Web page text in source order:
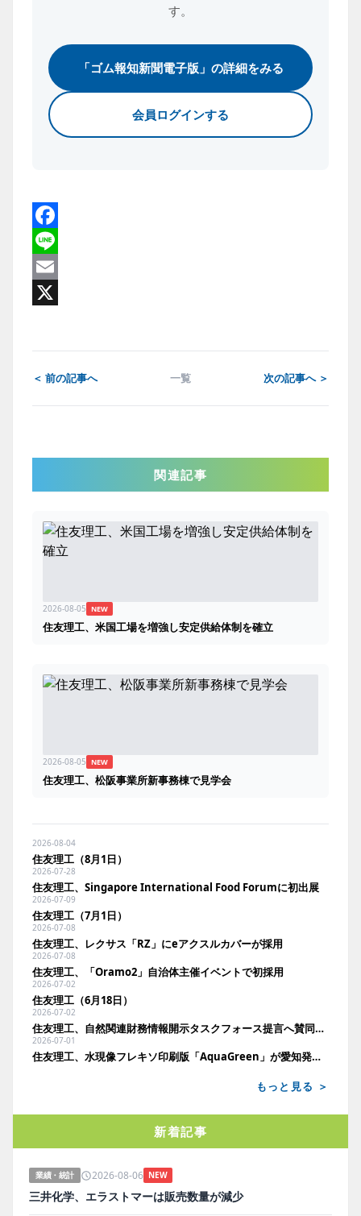
す。
「ゴム報知新聞電子版」の詳細をみる
会員ログインする
Facebook
Line
Email
＜ 前の記事へ 一覧 次の記事へ ＞
関連記事
2026-08-05 NEW
住友理工、米国工場を増強し安定供給体制を確立
2026-08-05 NEW
住友理工、松阪事業所新事務棟で見学会
2026-08-04
住友理工（8月1日）
2026-07-28
住友理工、Singapore International Food Forumに初出展
2026-07-09
住友理工（7月1日）
2026-07-08
住友理工、レクサス「RZ」にeアクスルカバーが採用
2026-07-08
住友理工、「Oramo2」自治体主催イベントで初採用
2026-07-02
住友理工（6月18日）
2026-07-02
住友理工、自然関連財務情報開示タスクフォース提言へ賛同を表明
2026-07-01
住友理工、水現像フレキソ印刷版「AquaGreen」が愛知発明賞を受賞
もっと見る ＞
新着記事
業績・統計 2026-08-06 NEW
三井化学、エラストマーは販売数量が減少